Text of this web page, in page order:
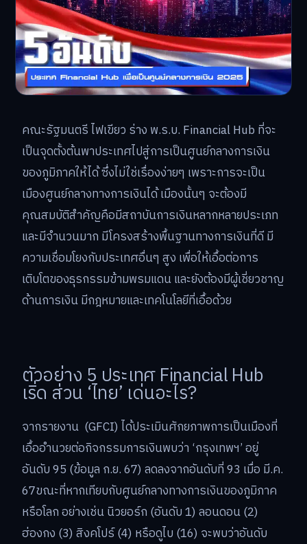
คณะรัฐมนตรี ไฟเขียว ร่าง พ.ร.บ. Financial Hub ที่จะ
เป็นจุดตั้งต้นพาประเทศไปสู่การเป็นศูนย์กลางการเงิน
ของภูมิภาคให้ได้ ซึ่งไม่ใช่เรื่องง่ายๆ เพราะการจะเป็น
เมืองศูนย์กลางทางการเงินได้ เมืองนั้นๆ จะต้องมี
คุณสมบัติสำคัญคือมีสถาบันการเงินหลากหลายประเภท
และมีจำนวนมาก มีโครงสร้างพื้นฐานทางการเงินที่ดี มี
ความเชื่อมโยงกับประเทศอื่นๆ สูง เพื่อให้เอื้อต่อการ
เติบโตของธุรกรรมข้ามพรมแดน และยังต้องมีผู้เชี่ยวชาญ
ด้านการเงิน มีกฎหมายและเทคโนโลยีที่เอื้อด้วย
ตัวอย่าง 5 ประเทศ Financial Hub
เริ่ด ส่วน ‘ไทย’ เด่นอะไร?
จากรายงาน (GFCI) ได้ประเมินศักยภาพการเป็นเมืองที่
เอื้ออำนวยต่อกิจกรรมการเงินพบว่า ‘กรุงเทพฯ’ อยู่
อันดับ 95 (ข้อมูล ก.ย. 67) ลดลงจากอันดับที่ 93 เมื่อ มี.ค.
67ขณะที่หากเทียบกับศูนย์กลางทางการเงินของภูมิภาค
หรือโลก อย่างเช่น นิวยอร์ก (อันดับ 1) ลอนดอน (2)
ฮ่องกง (3) สิงคโปร์ (4) หรือดูไบ (16) จะพบว่าอันดับ